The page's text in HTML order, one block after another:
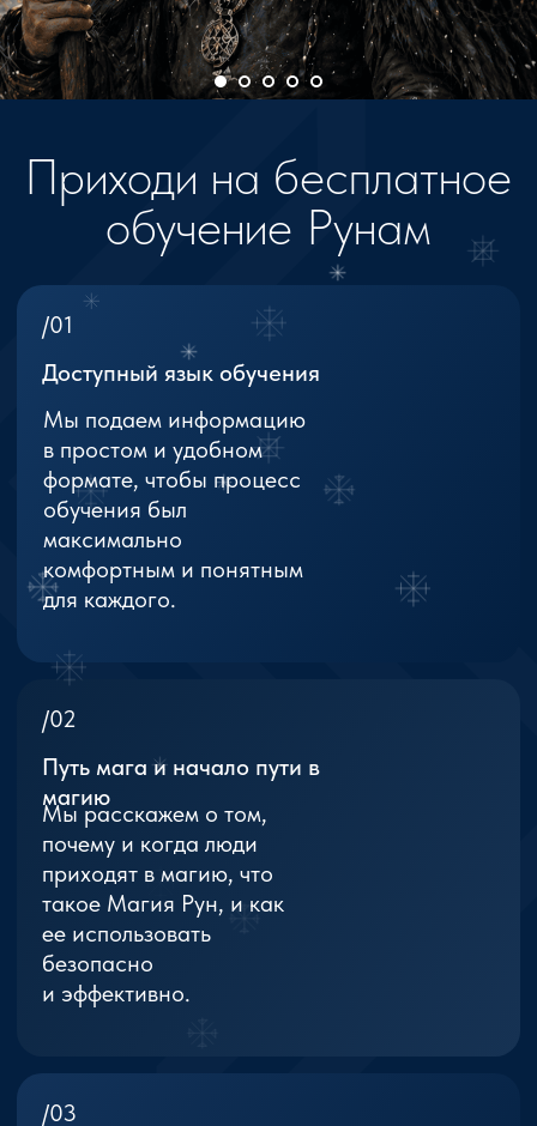
Мы расскажем о том,
почему и когда люди
приходят в магию, что
такое Магия Рун, и как
ее использовать
безопасно
и эффективно.
магию
Эффективная программа
/05
Мы подаем информацию
в простом и удобном
формате, чтобы процесс
обучения был
максимально
Ты узнаешь, как
именно Магия Рун
сторону.
Ощути силу Магии Рун
/03
Практикума
достаточно всего
пару часов в день.
Быстрый практикум
/04